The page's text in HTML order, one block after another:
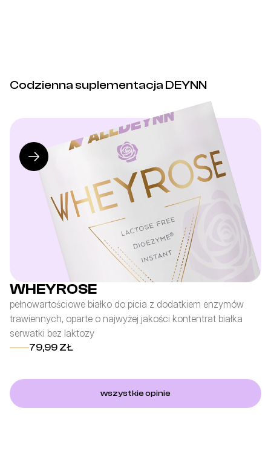
Codzienna suplementacja DEYNN
WHEYROSE
pełnowartościowe białko do picia z dodatkiem enzymów
trawiennych, oparte o najwyżej jakości kontentrat białka
serwatki bez laktozy
79,99 ZŁ
wszystkie opinie